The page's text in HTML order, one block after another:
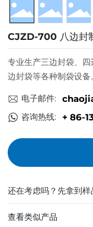
CJZD-700 八边封
专业生产三边封袋、
边封袋等各种制袋设备
电子邮件:
咨询热线: + 86-
还在考虑吗？先拿到样
查看类似产品